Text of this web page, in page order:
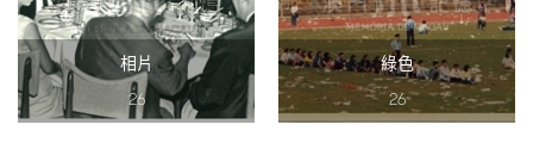
相片
26
綠色
26